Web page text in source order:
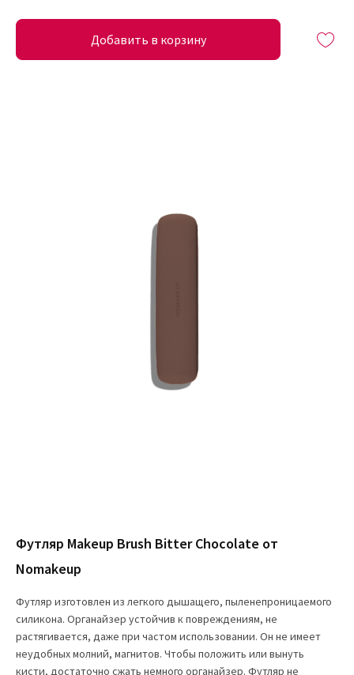
Футляр Makeup Brush Bitter Chocolate от
Nomakeup
Футляр изготовлен из легкого дышащего, пыленепроницаемого
силикона. Органайзер устойчив к повреждениям, не
растягивается, даже при частом использовании. Он не имеет
неудобных молний, магнитов. Чтобы положить или вынуть
кисти, достаточно сжать немного органайзер. Футляр не
Добавить в корзину